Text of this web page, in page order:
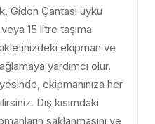
Gidon Çantası uyku
15 litre taşıma
ekipman ve
yardımcı olur.
ekipmanınıza her
Dış kısımdaki
saklanmasını ve